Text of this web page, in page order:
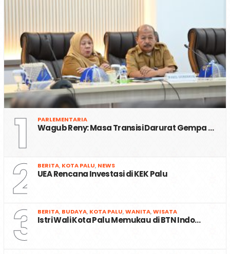
1 PARLEMENTARIA
Wagub Reny: Masa Transisi Darurat Gempa …
2 BERITA, KOTA PALU, NEWS
UEA Rencana Investasi di KEK Palu
3 BERITA, BUDAYA, KOTA PALU,WANITA,WISATA
Istri Wali Kota Palu Memukau di BTN Indo…